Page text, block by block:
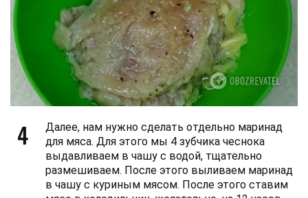
4
Далее, нам нужно сделать отдельно маринад
для мяса. Для этого мы 4 зубчика чеснока
выдавливаем в чашу с водой, тщательно
размешиваем. После этого выливаем маринад
в чашу с куриным мясом. После этого ставим